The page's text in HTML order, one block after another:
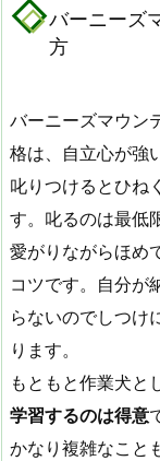
バーニーズ
方
バーニーズマウン
格は、自立心が強
叱りつけるとひね
す。叱るのは最低
愛がりながらほめ
コツです。自分が
らないのでしつけ
ります。
もともと作業犬と
学習するのは得意
かなり複雑なこと